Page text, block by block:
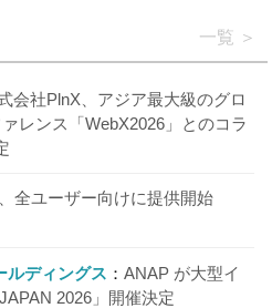
一覧
会社PlnX、アジア最大級のグロ
レンス「WebX2026」とのコラ
全ユーザー向けに提供開始
ルディングス
ANAP が大型イ
2026」開催決定